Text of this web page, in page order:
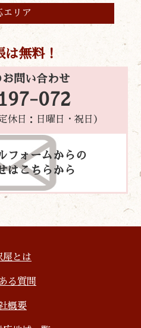
エリア
無料！
問い合わせ
072
休日：日曜日・祝日）
フォームからの
はこちらから
屋とは
る質問
概要